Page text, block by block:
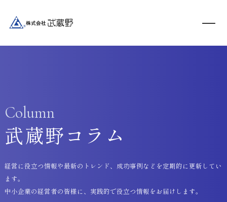
Column
武蔵野コラム
経営に役立つ情報や最新のトレンド、成功事例などを定期的に更新してい
ます。
中小企業の経営者の皆様に、実践的で役立つ情報をお届けします。